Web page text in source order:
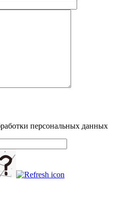
персональных данных